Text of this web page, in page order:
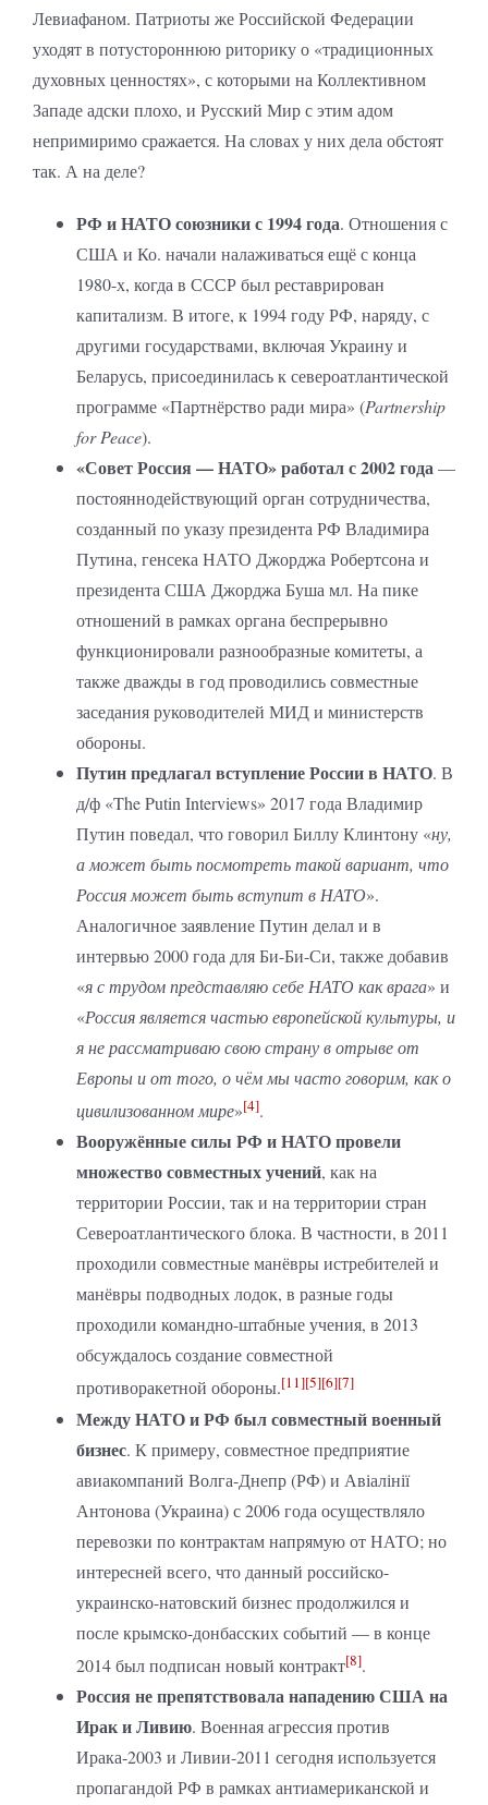
Левиафаном. Патриоты же Российской Федерации
уходят в потустороннюю риторику о «традиционных
духовных ценностях», с которыми на Коллективном
Западе адски плохо, и Русский Мир с этим адом
непримиримо сражается. На словах у них дела обстоят
так. А на деле?
РФ и НАТО союзники с 1994 года. Отношения с
США и Ко. начали налаживаться ещё с конца
1980-х, когда в СССР был реставрирован
капитализм. В итоге, к 1994 году РФ, наряду, с
другими государствами, включая Украину и
Беларусь, присоединилась к североатлантической
программе «Партнёрство ради мира» (Partnership
for Peace).
«Совет Россия — НАТО» работал с 2002 года—
постояннодействующий орган сотрудничества,
созданный по указу президента РФ Владимира
Путина, генсека НАТО Джорджа Робертсона и
президента США Джорджа Буша мл. На пике
отношений в рамках органа беспрерывно
функционировали разнообразные комитеты, а
также дважды в год проводились совместные
заседания руководителей МИД и министерств
обороны.
Путин предлагал вступление России в НАТО. В
д/ф «The Putin Interviews» 2017 года Владимир
Путин поведал, что говорил Биллу Клинтону «ну,
а может быть посмотреть такой вариант, что
Россия может быть вступит в НАТО».
Аналогичное заявление Путин делал и в
интервью 2000 года для Би-Би-Си, также добавив
«я с трудом представляю себе НАТО как врага» и
«Россия является частью европейской культуры, и
я не рассматриваю свою страну в отрыве от
Европы и от того, о чём мы часто говорим, как о
цивилизованном мире»[4].
Вооружённые силы РФ и НАТО провели
множество совместных учений, как на
территории России, так и на территории стран
Североатлантического блока. В частности, в 2011
проходили совместные манёвры истребителей и
манёвры подводных лодок, в разные годы
проходили командно-штабные учения, в 2013
обсуждалось создание совместной
противоракетной обороны.[11][5][6][7]
Между НАТО и РФ был совместный военный
бизнес. К примеру, совместное предприятие
авиакомпаний Волга-Днепр (РФ) и Авіалінії
Антонова (Украина) с 2006 года осуществляло
перевозки по контрактам напрямую от НАТО; но
интересней всего, что данный российско-
украинско-натовский бизнес продолжился и
после крымско-донбасских событий — в конце
2014 был подписан новый контракт[8].
Россия не препятствовала нападению США на
Ирак и Ливию. Военная агрессия против
Ирака-2003 и Ливии-2011 сегодня используется
пропагандой РФ в рамках антиамериканской и